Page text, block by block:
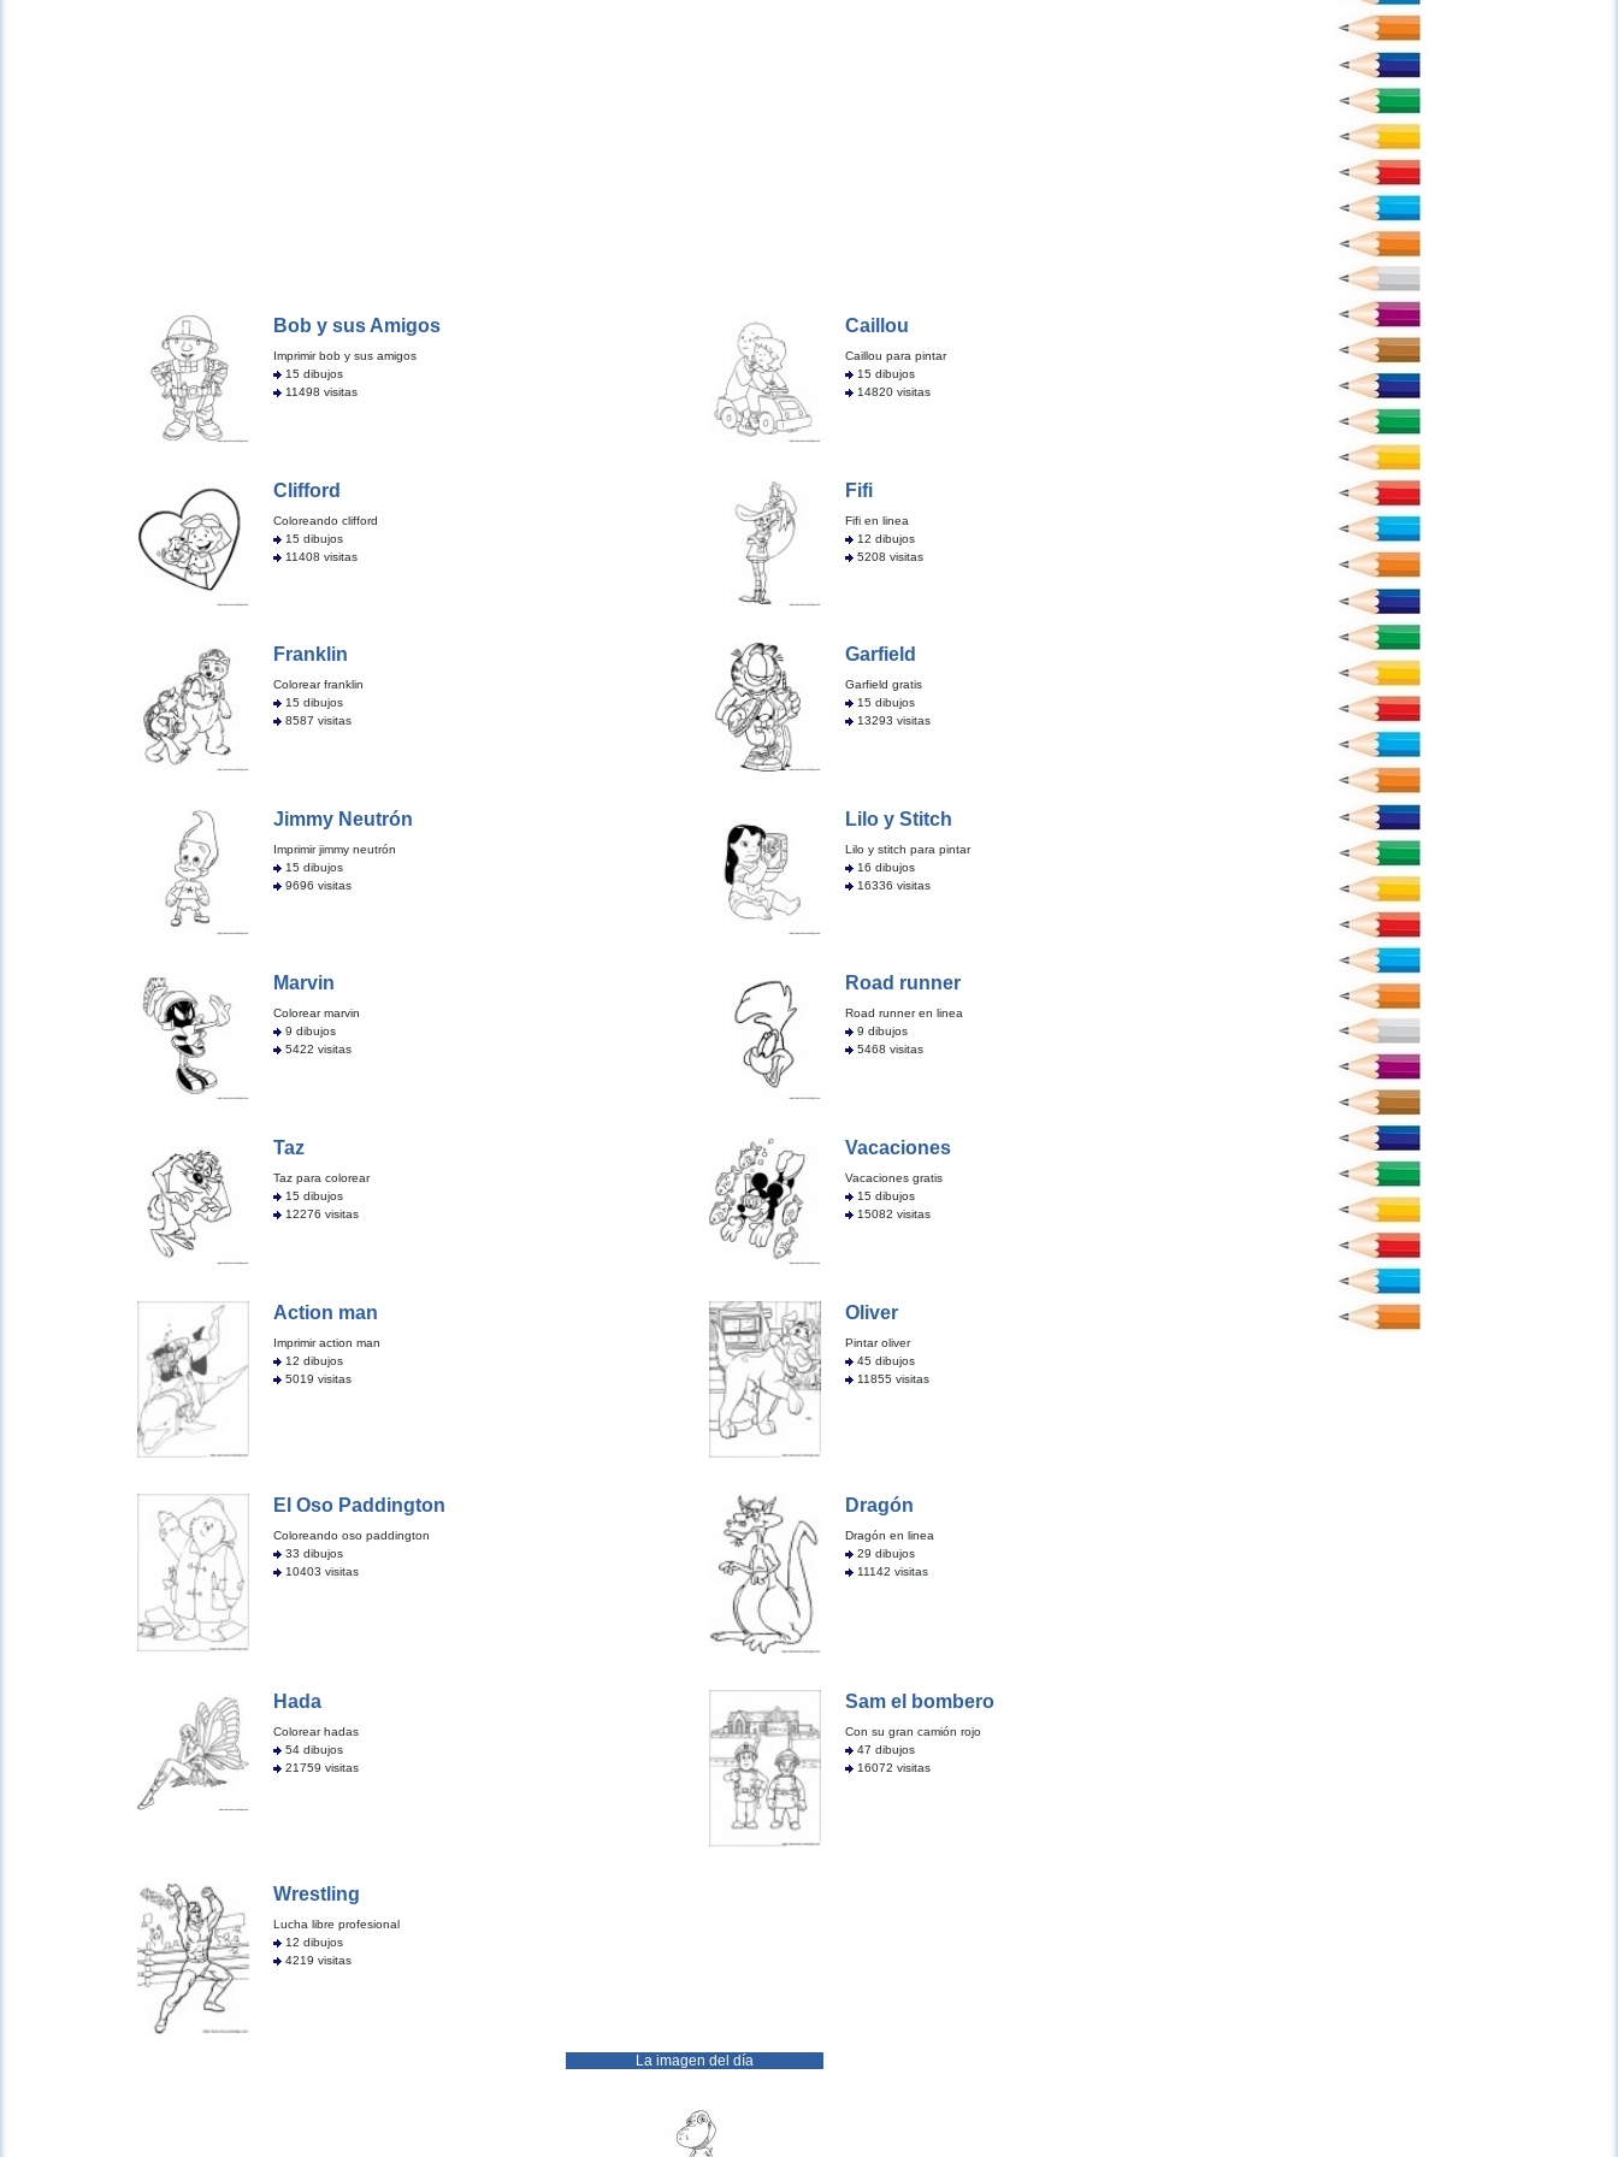
Bob y sus Amigos
Imprimir bob y sus amigos
15 dibujos
11498 visitas
Caillou
Caillou para pintar
15 dibujos
14820 visitas
Clifford
Coloreando clifford
15 dibujos
11408 visitas
Fifi
Fifi en linea
12 dibujos
5208 visitas
Franklin
Colorear franklin
15 dibujos
8587 visitas
Garfield
Garfield gratis
15 dibujos
13293 visitas
Jimmy Neutrón
Imprimir jimmy neutrón
15 dibujos
9696 visitas
Lilo y Stitch
Lilo y stitch para pintar
16 dibujos
16336 visitas
Marvin
Colorear marvin
9 dibujos
5422 visitas
Road runner
Road runner en linea
9 dibujos
5468 visitas
Taz
Taz para colorear
15 dibujos
12276 visitas
Vacaciones
Vacaciones gratis
15 dibujos
15082 visitas
Action man
Imprimir action man
12 dibujos
5019 visitas
Oliver
Pintar oliver
45 dibujos
11855 visitas
El Oso Paddington
Coloreando oso paddington
33 dibujos
10403 visitas
Dragón
Dragón en linea
29 dibujos
11142 visitas
Hada
Colorear hadas
54 dibujos
21759 visitas
Sam el bombero
Con su gran camión rojo
47 dibujos
16072 visitas
Wrestling
Lucha libre profesional
12 dibujos
4219 visitas
La imagen del día